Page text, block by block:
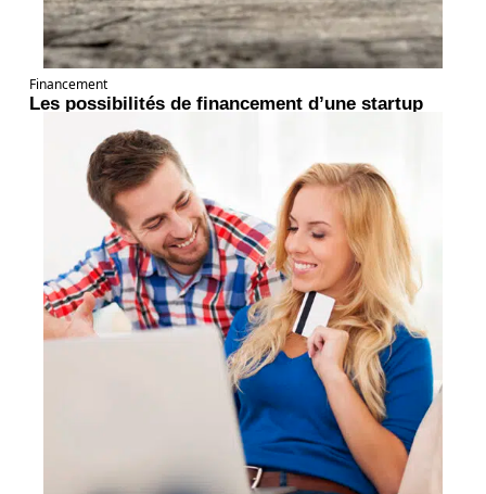
Financement
Les possibilités de financement d’une startup